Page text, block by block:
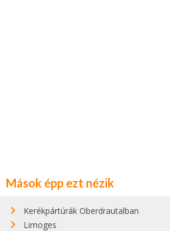
Mások épp ezt nézik
Kerékpártúrák Oberdrautalban
Limoges